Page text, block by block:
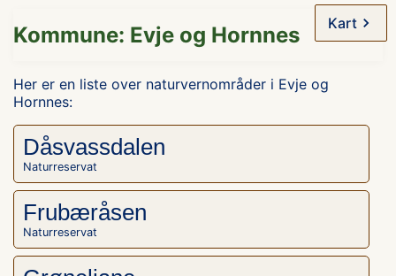
Kart
Kommune: Evje og Hornnes
Her er en liste over naturvernområder i Evje og
Hornnes:
Dåsvassdalen
Naturreservat
Frubæråsen
Naturreservat